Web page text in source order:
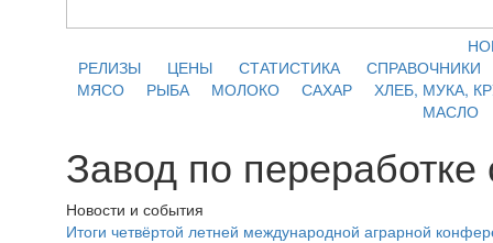
РЕЛИЗЫ
ЦЕНЫ СТАТИСТИКА
СПРАВОЧНИКИ
МЯСО
РЫБА МОЛОКО САХАР
ХЛЕБ, МУКА,
МАСЛО
Завод по
Новости и события
Итоги четвёртой летней международной аграрной